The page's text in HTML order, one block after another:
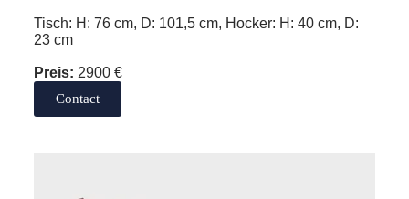
Tisch: H: 76 cm, D: 101,5 cm, Hocker: H: 40 cm, D:
23 cm
Preis: 2900 €
Contact